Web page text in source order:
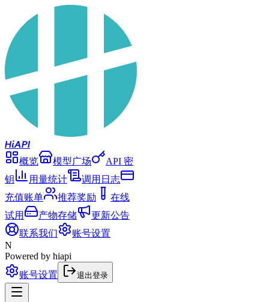
HiAPI
概览 模型广场
API 密
钥
用量统计
调用日志
充值账单
推荐奖励
在线
试用
产物存储
更新公告
联系我们
账号设置
N
Powered by hiapi
账号设置
退出登录